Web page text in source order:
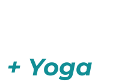
Yoga